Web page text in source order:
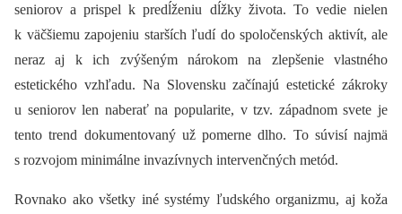
seniorov a prispel k predĺženiu dĺžky života. To vedie nielen
k väčšiemu zapojeniu starších ľudí do spoločenských aktivít, ale
neraz aj k ich zvýšeným nárokom na zlepšenie vlastného
estetického vzhľadu. Na Slovensku začínajú estetické zákroky
u seniorov len naberať na popularite, v tzv. západnom svete je
tento trend dokumentovaný už pomerne dlho. To súvisí najmä
s rozvojom minimálne invazívnych intervenčných metód.
Rovnako ako všetky iné systémy ľudského organizmu, aj koža